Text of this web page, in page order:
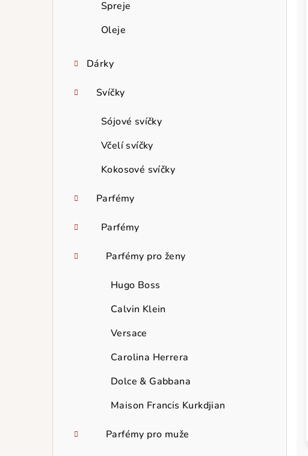
Spreje
Oleje
Dárky
Svíčky
Sójové svíčky
Včelí svíčky
Kokosové svíčky
Parfémy
Parfémy
Parfémy pro ženy
Hugo Boss
Calvin Klein
Versace
Carolina Herrera
Dolce & Gabbana
Maison Francis Kurkdjian
Parfémy pro muže